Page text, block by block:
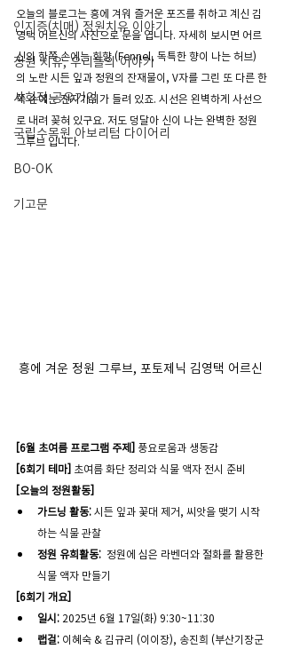
인지증(치매) 정원치유 이야기
정원 치유, 우리들의 이야기
사회적 공유기업
국립수목원 아보리텀 다이어리
BO-OK
기고문
오늘의 블로그는 흥에 겨워 즐거운 포즈를 취하고 계신 김
영택 어르신의 사진으로 문을 엽니다. 자세히 보시면 어르
신의 한쪽 손에는 회향 (Fennel, 독특한 향이 나는 허브)
의 노란 시든 잎과 정원의 잔재물이, V자를 그린 또 다른 한
쪽 손에는 전지가위가 들려 있죠. 시선은 왼벽하게 사선으
로 내려 꽂혀 있구요. 저도 덩달아 신이 나는 완벽한 정원
그루브 입니다.
흥에 겨운 정원 그루브, 포토제닉 김영택 어르신
[6월 초여름 프로그램 주제] 풍요로움과 생동감
[6회기 테마] 초여름 화단 정리와 식물 액자 전시 준비
[오늘의 정원활동]
가드닝 활동: 시든 잎과 꽃대 제거, 씨앗을 맺기 시작
하는 식물 관찰
정원 유희활동: 정원에 심은 라벤더와 절화를 활용한
식물 액자 만들기
[6회기 개요]
일시: 2025년 6월 17일(화) 9:30~11:30
랩걸: 이혜숙 & 김규리 (이이장), 송진희 (부산기장군